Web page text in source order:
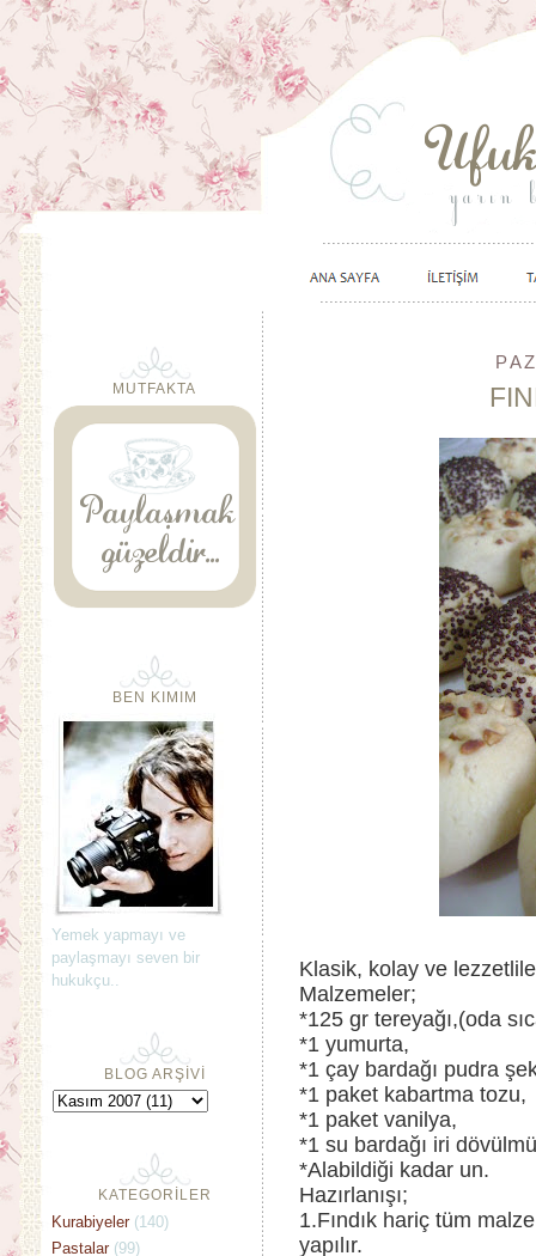
Klasik, kolay ve
Malzemeler;
*125 gr tereyağı,(oda
*1 yumurta,
*1 çay bardağı pudra
*1 paket kabartma tozu,
*1 paket vanilya,
*1 su bardağı iri
*Alabildiği kadar un.
Hazırlanışı;
1.Fındık hariç tüm
yapılır.
MUTFAKTA
BEN KIMIM
Yemek yapmayı ve
paylaşmayı seven bir
hukukçu..
BLOG ARŞİVİ
KATEGORİLER
Kurabiyeler (140)
Pastalar (99)